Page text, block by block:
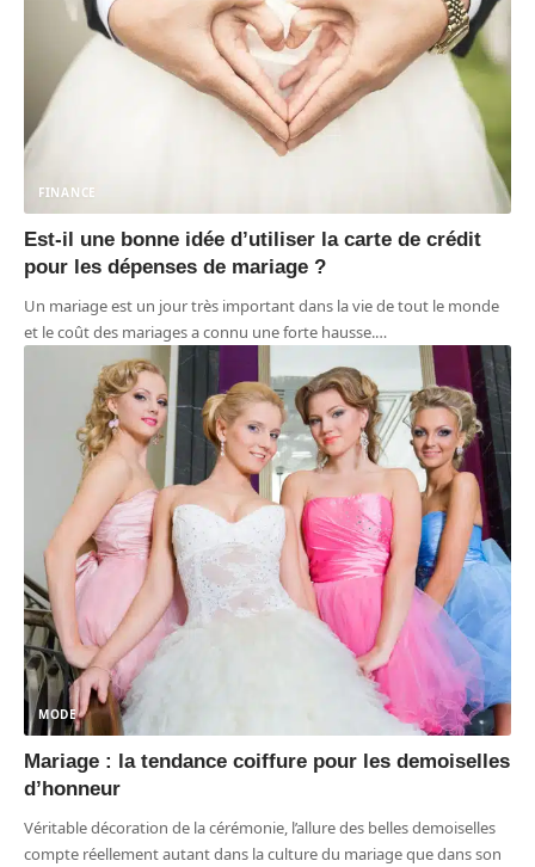
FINANCE
Est-il une bonne idée d’utiliser la carte de crédit
pour les dépenses de mariage ?
Un mariage est un jour très important dans la vie de tout le monde
et le coût des mariages a connu une forte hausse.…
MODE
Mariage : la tendance coiffure pour les demoiselles
d’honneur
Véritable décoration de la cérémonie, l’allure des belles demoiselles
compte réellement autant dans la culture du mariage que dans son